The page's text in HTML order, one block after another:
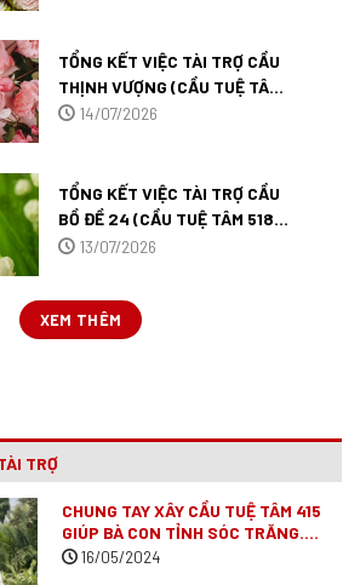
TỔNG KẾT VIỆC TÀI TRỢ CẦU
THỊNH VƯỢNG (CẦU TUỆ TÂM
522) TẠI CÀ MAU.
14/07/2026
TỔNG KẾT VIỆC TÀI TRỢ CẦU
BỒ ĐỀ 24 (CẦU TUỆ TÂM 518)
TẠI AN GIANG.
13/07/2026
XEM THÊM
TRỢ
CHUNG TAY XÂY CẦU TUỆ TÂM 415
GIÚP BÀ CON TỈNH SÓC TRĂNG.
(ĐÃ VẬN ĐỘNG XONG)
16/05/2024